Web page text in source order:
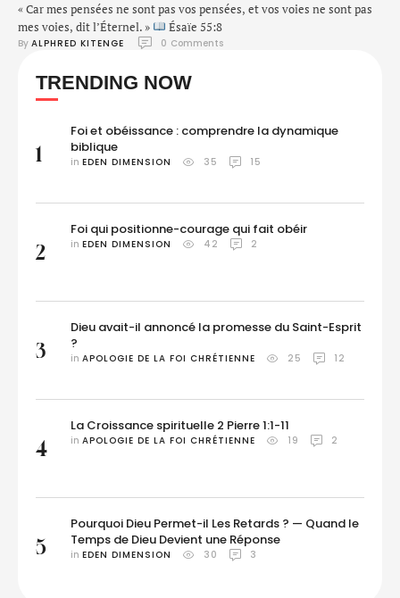
« Car mes pensées ne sont pas vos pensées, et vos voies ne sont pas
mes voies, dit l’Éternel. »
Ésaïe 55:8
By ALPHRED KITENGE 0 Comments
TRENDING NOW
1
Foi et obéissance : comprendre la dynamique
biblique
in EDEN DIMENSION 35 15
2
Foi qui positionne-courage qui fait obéir
in EDEN DIMENSION 42 2
3
Dieu avait-il annoncé la promesse du Saint-Esprit
?
in APOLOGIE DE LA FOI CHRÉTIENNE 25 12
4
La Croissance spirituelle 2 Pierre 1:1-11
in APOLOGIE DE LA FOI CHRÉTIENNE 19 2
5
Pourquoi Dieu Permet-il Les Retards ? — Quand le
Temps de Dieu Devient une Réponse
in EDEN DIMENSION 30 3